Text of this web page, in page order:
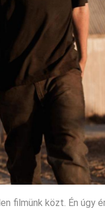
filmünk közt. Én úgy